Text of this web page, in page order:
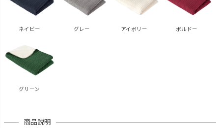
ネイビー グレー アイボリー ボルドー
グリーン
商品説明